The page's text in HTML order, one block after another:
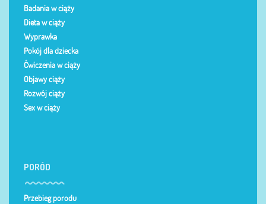
Badania w ciąży
Dieta w ciąży
Wyprawka
Pokój dla dziecka
Ćwiczenia w ciąży
Objawy ciąży
Rozwój ciąży
Sex w ciąży
PORÓD
Przebieg porodu